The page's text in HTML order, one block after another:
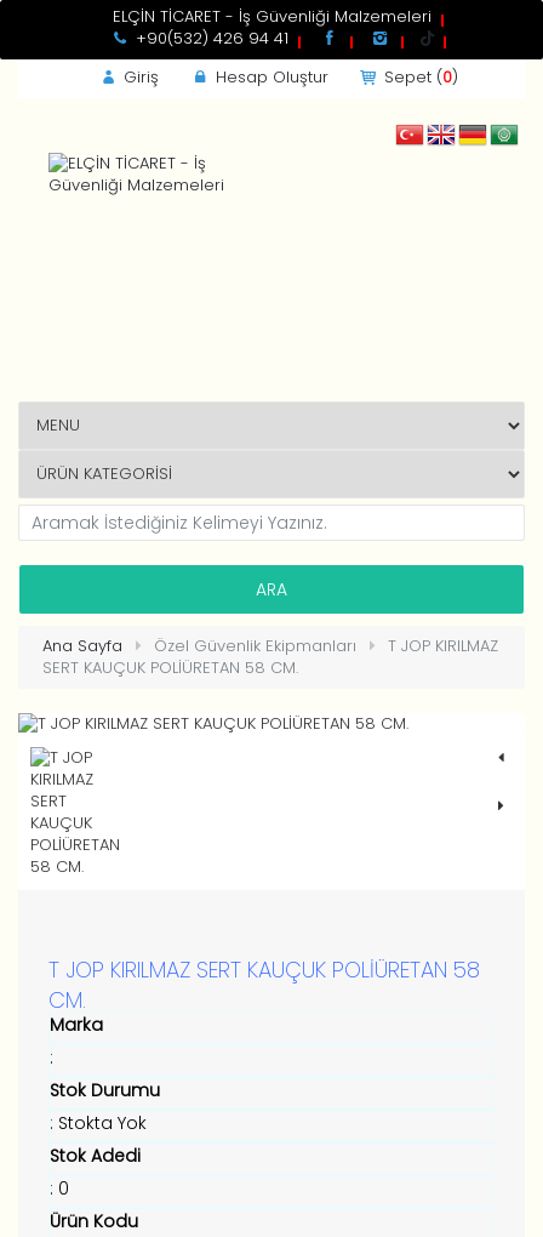
ELÇİN TİCARET - İş Güvenliği Malzemeleri
+90(532) 426 94 41
Giriş
Yeni Müşteri ? HESAP OLUŞTUR
Hesap Oluştur Sepet (0)
Ana Sayfa Özel Güvenlik Ekipmanları
T JOP KIRILMAZ
SERT KAUÇUK POLİÜRETAN 58 CM.
T JOP KIRILMAZ SERT KAUÇUK POLİÜRETAN 58
CM.
Marka
:
Stok Durumu
: Stokta Yok
Stok Adedi
: 0
Ürün Kodu